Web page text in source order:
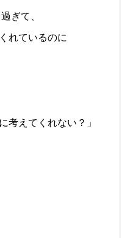
ぎて、
れているのに
考えてくれない？」